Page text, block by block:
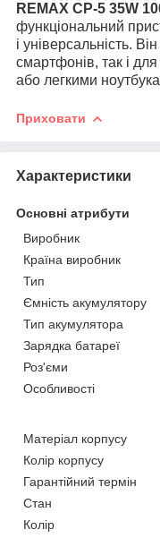
REMAX CP-5 35W
функціональний
і універсальність.
смартфонів, так і
або легкими
Приховати
Характеристики
Основні атрибути
Виробник
Країна виробник
Тип
Ємність акумулятору
Тип акумулятора
Зарядка батареї
Роз'єми
Особливості
Матеріал корпусу
Колір корпусу
Гарантійний термін
Стан
Колір